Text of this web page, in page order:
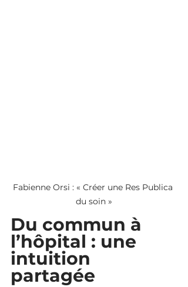
Fabienne Orsi : « Créer une Res Publica
du soin »
Du commun à
l’hôpital : une
intuition
partagée